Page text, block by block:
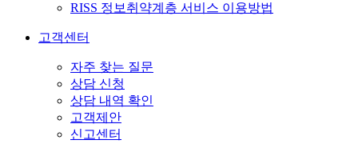
RISS 정보취약계층 서비스 이용방법
고객센터
자주 찾는 질문
상담 신청
상담 내역 확인
고객제안
신고센터